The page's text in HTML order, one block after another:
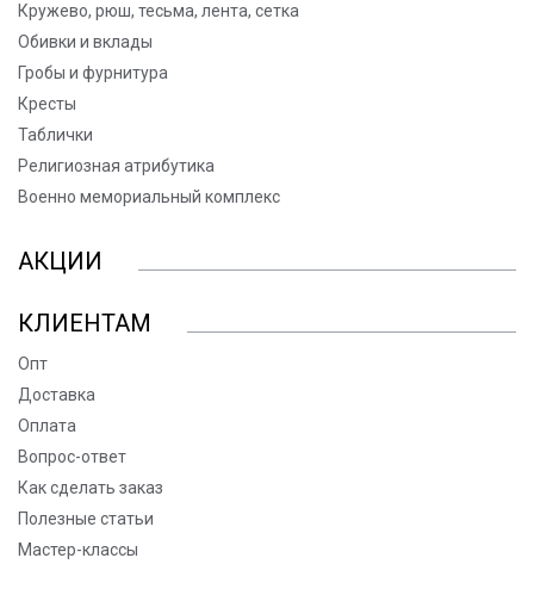
Кружево, рюш, тесьма, лента, сетка
Обивки и вклады
Гробы и фурнитура
Кресты
Таблички
Религиозная атрибутика
Военно мемориальный комплекс
АКЦИИ
КЛИЕНТАМ
Опт
Доставка
Оплата
Вопрос-ответ
Как сделать заказ
Полезные статьи
Мастер-классы